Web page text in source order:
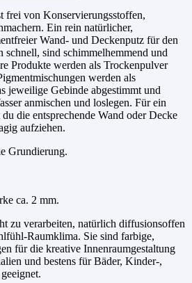
frei von Konservierungsstoffen,
Ein rein natürlicher,
Wand- und Deckenputz für den
schnell, sind schimmelhemmend und
Produkte werden als Trockenpulver
werden als
jeweilige Gebinde abgestimmt und
anmischen und loslegen. Für ein
die entsprechende Wand oder Decke
aufziehen.
Grundierung.
ca. 2 mm.
zu verarbeiten, natürlich diffusionsoffen
Raumklima. Sie sind farbige,
für die kreative Innenraumgestaltung
und bestens für Bäder, Kinder-,